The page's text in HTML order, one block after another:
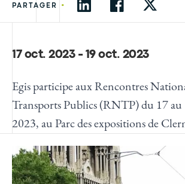
PARTAGER •
17 oct. 2023 - 19 oct. 2023
Egis participe aux Rencontres
Transports Publics (RNTP) du 17
2023, au Parc des expositions de